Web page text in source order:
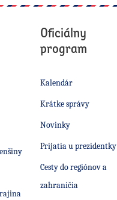
Oficiálny
program
Kalendár
Krátke správy
Novinky
Prijatia u prezidentky
Cesty do regiónov a
zahraničia